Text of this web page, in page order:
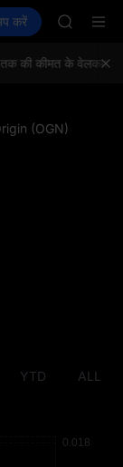
SPCX कमाएँ
करें
ACE
SPCX
की कीमत के वेलकम
(OGN)
YTD ALL